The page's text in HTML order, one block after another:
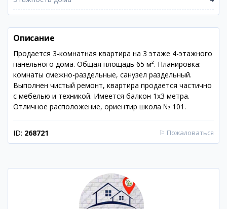
Описание
Продается 3-комнатная квартира на 3 этаже 4-этажного
панельного дома. Общая площадь 65 м². Планировка:
комнаты смежно-раздельные, санузел раздельный.
Выполнен чистый ремонт, квартира продается частично
с мебелью и техникой. Имеется балкон 1х3 метра.
Отличное расположение, ориентир школа № 101.
ID: 268721 ⚐ Пожаловаться